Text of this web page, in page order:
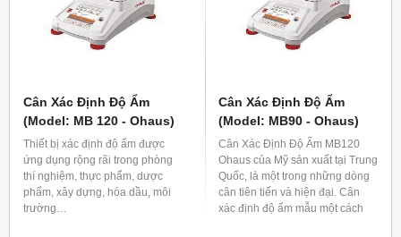
Cân Xác Định Độ Ẩm
(Model: MB 120 - Ohaus)
Thiết bị xác định độ ẩm được
ứng dụng rộng rãi trong phòng
thí nghiệm, thực phẩm, dược
phẩm, xây dựng, hóa dầu, môi
trường…
Cân Xác Định Độ Ẩm
(Model: MB90 - Ohaus)
Cân Xác Định Độ Ẩm MB120
Ohaus của Mỹ sản xuất tại Trung
Quốc, là một trong những dòng
cân tiên tiến và hiện đại. Cân
xác định độ ẩm mẫu một cách